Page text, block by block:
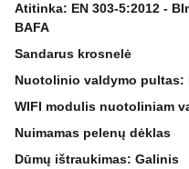
Atitinka: EN 303-5:2012 -
BAFA
Sandarus krosnelė
Nuotolinio valdymo pultas:
WIFI modulis nuotoliniam
Nuimamas pelenų dėklas
Dūmų ištraukimas: Galinis